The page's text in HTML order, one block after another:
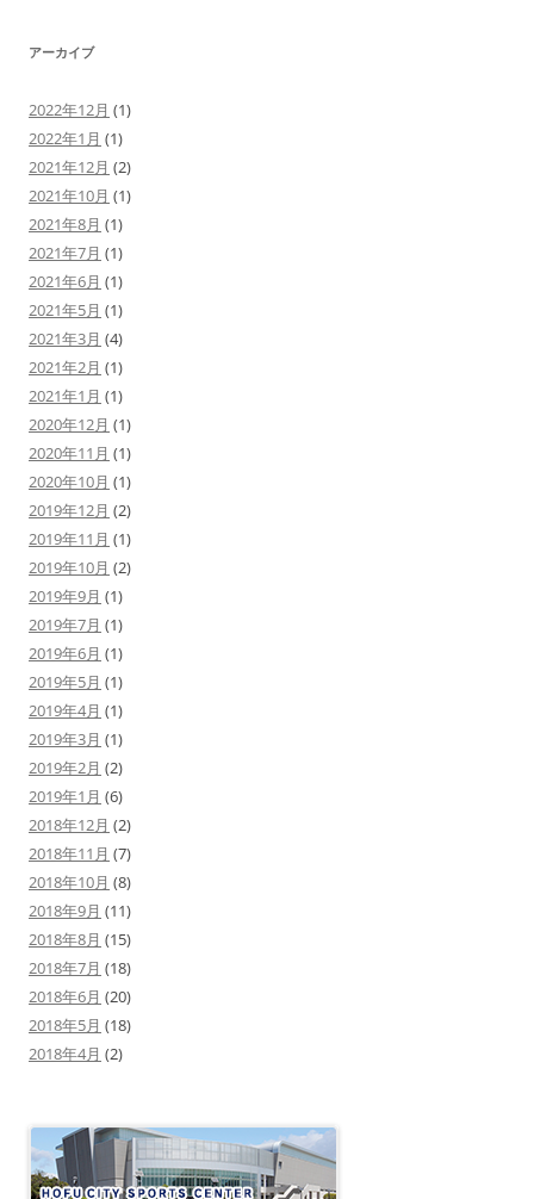
アーカイブ
2022年12月 (1)
2022年1月 (1)
2021年12月 (2)
2021年10月 (1)
2021年8月 (1)
2021年7月 (1)
2021年6月 (1)
2021年5月 (1)
2021年3月 (4)
2021年2月 (1)
2021年1月 (1)
2020年12月 (1)
2020年11月 (1)
2020年10月 (1)
2019年12月 (2)
2019年11月 (1)
2019年10月 (2)
2019年9月 (1)
2019年7月 (1)
2019年6月 (1)
2019年5月 (1)
2019年4月 (1)
2019年3月 (1)
2019年2月 (2)
2019年1月 (6)
2018年12月 (2)
2018年11月 (7)
2018年10月 (8)
2018年9月 (11)
2018年8月 (15)
2018年7月 (18)
2018年6月 (20)
2018年5月 (18)
2018年4月 (2)